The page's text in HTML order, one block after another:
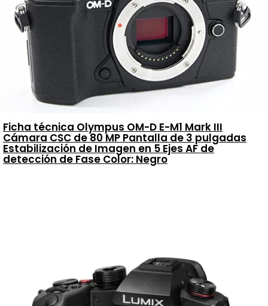
Ficha técnica Olympus OM-D E-M1 Mark III
Cámara CSC de 80 MP Pantalla de 3 pulgadas
Estabilización de Imagen en 5 Ejes AF de
detección de Fase Color: Negro